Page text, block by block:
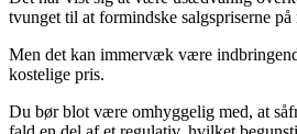
tvunget til at formindske salgspriserne
Men det kan immervæk være
kostelige pris.
Du bør blot være omhyggelig med, at